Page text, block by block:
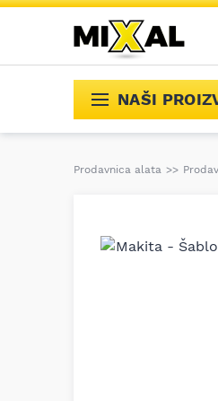
NAŠI
Prodavnica alata >>